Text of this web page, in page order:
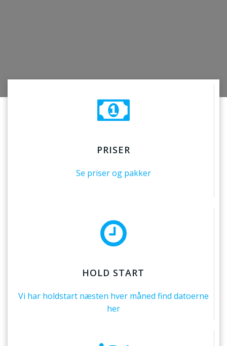
PRISER
Se priser og pakker
HOLD START
Vi har holdstart næsten hver måned find datoerne
her